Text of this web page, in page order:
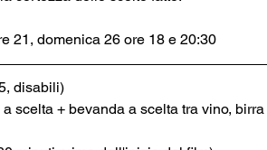
21, domenica 26 ore 18 e 20:30
disabili)
scelta + bevanda a scelta tra vino,